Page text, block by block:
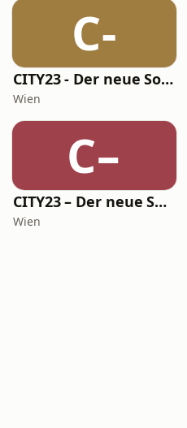
C-
CITY23 - Der neue Soundtrack für Wien - Beat, Baby!
Wien
C–
CITY23 – Der neue Soundtrack für Wien
Wien